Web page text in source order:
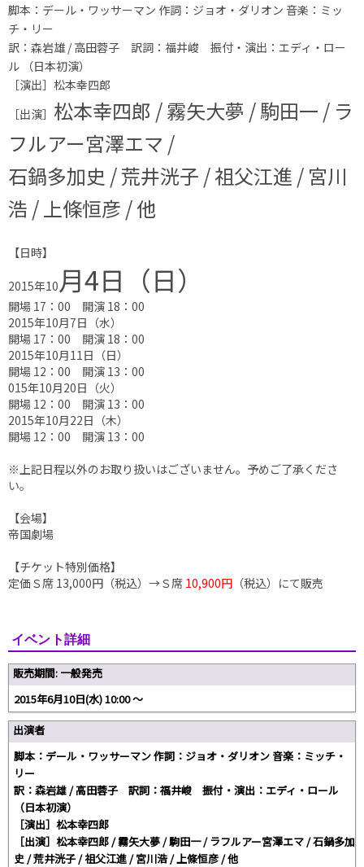
脚本：デール・ワッサーマン 作詞：ジョオ・ダリオン 音楽：ミッ
チ・リー
訳：森岩雄 / 高田蓉子 訳詞：福井峻 振付・演出：エディ・ロー
ル （日本初演）
［演出］松本幸四郎
［出演］ 松本幸四郎 / 霧矢大夢 / 駒田一 / ラ
フルアー宮澤エマ /
石鍋多加史 / 荒井洸子 /祖父江進 / 宮川
浩 / 上條恒彦 / 他
【日時】
2015年10 月4日（日）
開場 17：00 開演 18：00
2015年10月7日（水）
開場 17：00 開演 18：00
2015年10月11日（日）
開場 12：00 開演 13：00
015年10月20日（火）
開場 12：00 開演 13：00
2015年10月22日（木）
開場 12：00 開演 13：00
※上記日程以外のお取り扱いはございません。予めご了承くださ
い。
【会場】
帝国劇場
【チケット特別価格】
定価Ｓ席 13,000円（税込） →Ｓ席 10,900円 （税込）にて販売
イベント詳細
販売期間: 一般発売
2015年6月10日(水) 10:00 〜
出演者
脚本：デール・ワッサーマン 作詞：ジョオ・ダリオン 音楽：ミッチ・
リー
訳：森岩雄 / 高田蓉子 訳詞：福井峻 振付・演出：エディ・ロール
（日本初演）
［演出］松本幸四郎
［出演］松本幸四郎 / 霧矢大夢 / 駒田一 / ラフルアー宮澤エマ / 石鍋多加
史 / 荒井洸子 / 祖父江進 / 宮川浩 / 上條恒彦 / 他